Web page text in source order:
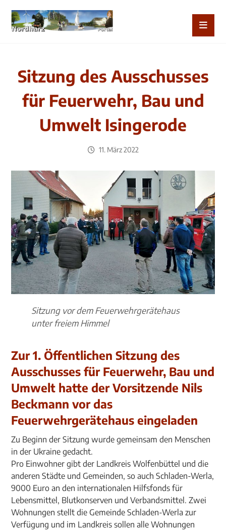
Sitzung des Ausschusses
für Feuerwehr, Bau und
Umwelt Isingerode
11. März 2022
Sitzung vor dem Feuerwehrgerätehaus
unter freiem Himmel
Zur 1. Öffentlichen Sitzung des
Ausschusses für Feuerwehr, Bau und
Umwelt hatte der Vorsitzende Nils
Beckmann vor das
Feuerwehrgerätehaus eingeladen
Zu Beginn der Sitzung wurde gemeinsam den Menschen
in der Ukraine gedacht.
Pro Einwohner gibt der Landkreis Wolfenbüttel und die
anderen Städte und Gemeinden, so auch Schladen-Werla,
9000 Euro an den internationalen Hilfsfonds für
Lebensmittel, Blutkonserven und Verbandsmittel. Zwei
Wohnungen stellt die Gemeinde Schladen-Werla zur
Verfügung und im Landkreis sollen alle Wohnungen